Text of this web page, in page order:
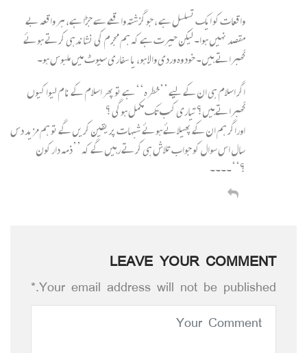
واقعات کو ایک تسلسل ہے ، جو گزشتہ واقعے سے جڑا ہے، ہر واقعہ بے
مقصد نہیں ہوا۔ لیکن حیرت ہے کہ ہم مجرم کی نشاندہی کرتے ہوئے
گھبراتے ہیں۔ خود وہ وردی والا ہو، یا سفاری سیوٹ میں ملبوس ہو۔
اگر اسلام ہی ان کے لیے ’’خطرہ‘‘ ہے تو پھر اسلام کے نام لیوا کیوں
گھبراتےہیں؟تیاری کب تک مکمل ہوگی ؟
اوراگر ہم ان کے پھیلائے ہوئے شبہات پر یقین کریں گے تو ہم مزید دس
سال اس سوال کو جواب تلاش ہی کرتے رہیں گے کہ ’’ذمہ دار کون
؟‘‘۔۔۔۔
LEAVE YOUR COMMENT
Your email address will not be published.*